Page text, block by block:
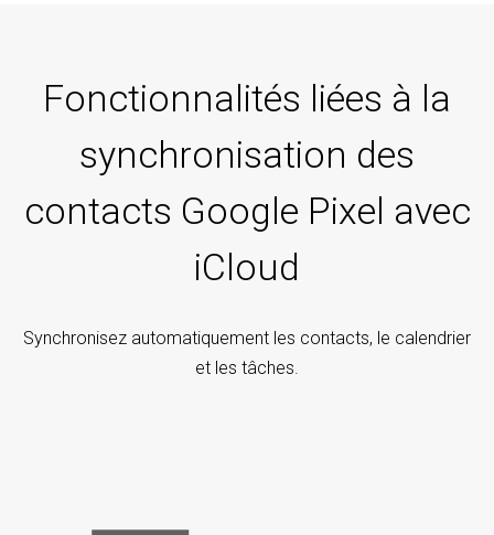
Fonctionnalités liées à la
synchronisation des
contacts Google Pixel avec
iCloud
Synchronisez automatiquement les contacts, le calendrier
et les tâches.